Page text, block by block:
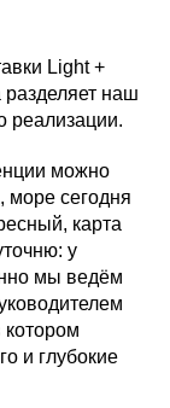
Light +
разделяет наш
реализации.
можно
море сегодня
карта
у
мы ведём
котором
и глубокие